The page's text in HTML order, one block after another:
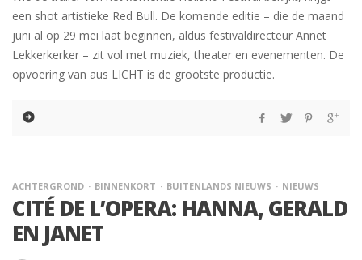
een shot artistieke Red Bull. De komende editie – die de maand
juni al op 29 mei laat beginnen, aldus festivaldirecteur Annet
Lekkerkerker – zit vol met muziek, theater en evenementen. De
opvoering van aus LICHT is de grootste productie.
ACHTERGROND BINNENKORT BUITENLANDS NIEUWS NIEUWS
CITÉ DE L’OPERA: HANNA, GERALD
EN JANET